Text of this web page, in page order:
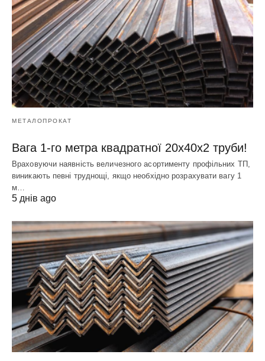
МЕТАЛОПРОКАТ
Вага 1-го метра квадратної 20х40х2 труби!
Враховуючи наявність величезного асортименту профільних ТП,
виникають певні труднощі, якщо необхідно розрахувати вагу 1
м…
5 днів ago